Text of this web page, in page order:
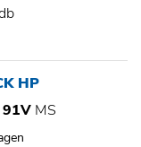
HP
91V MS